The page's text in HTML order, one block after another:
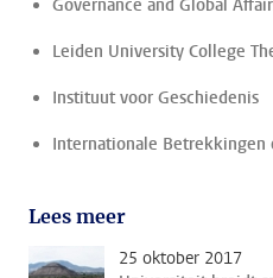
Governance and Global
Leiden University College
Instituut voor Geschiedenis
Internationale Betrekkingen
Lees meer
25 oktober 2017